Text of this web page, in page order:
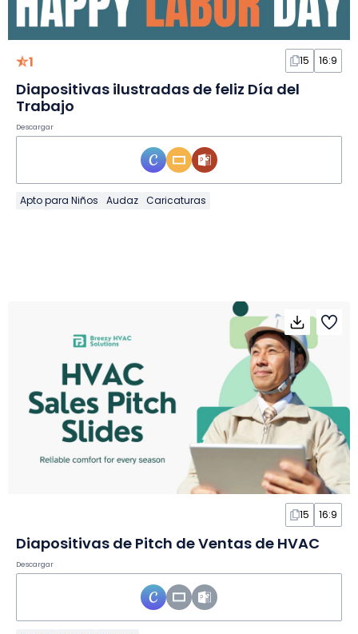
1 15 16:9
Diapositivas ilustradas de feliz Día del
Trabajo
Descargar
Apto para Niños Audaz Caricaturas
15 16:9
Diapositivas de Pitch de Ventas de HVAC
Descargar